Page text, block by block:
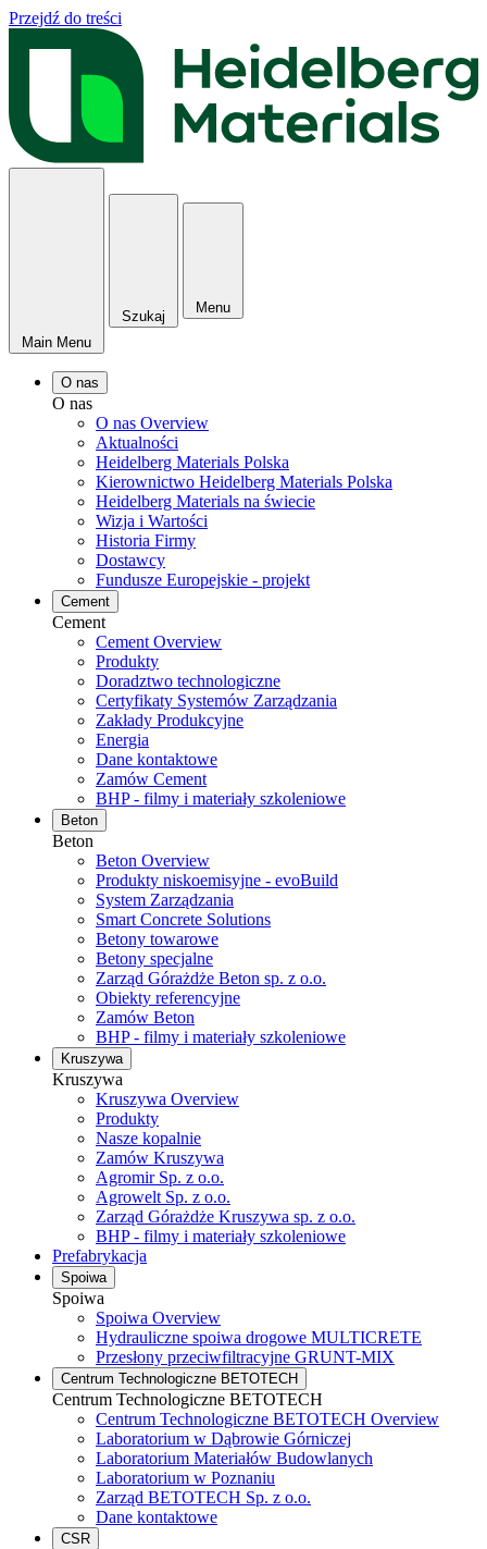
Przejdź do treści
Main Menu
Szukaj
Menu
O nas
O nas
O nas Overview
Aktualności
Heidelberg Materials Polska
Kierownictwo Heidelberg Materials Polska
Heidelberg Materials na świecie
Wizja i Wartości
Historia Firmy
Dostawcy
Fundusze Europejskie - projekt
Cement
Cement
Cement Overview
Produkty
Doradztwo technologiczne
Certyfikaty Systemów Zarządzania
Zakłady Produkcyjne
Energia
Dane kontaktowe
Zamów Cement
BHP - filmy i materiały szkoleniowe
Beton
Beton
Beton Overview
Produkty niskoemisyjne - evoBuild
System Zarządzania
Smart Concrete Solutions
Betony towarowe
Betony specjalne
Zarząd Górażdże Beton sp. z o.o.
Obiekty referencyjne
Zamów Beton
BHP - filmy i materiały szkoleniowe
Kruszywa
Kruszywa
Kruszywa Overview
Produkty
Nasze kopalnie
Zamów Kruszywa
Agromir Sp. z o.o.
Agrowelt Sp. z o.o.
Zarząd Górażdże Kruszywa sp. z o.o.
BHP - filmy i materiały szkoleniowe
Prefabrykacja
Spoiwa
Spoiwa
Spoiwa Overview
Hydrauliczne spoiwa drogowe MULTICRETE
Przesłony przeciwfiltracyjne GRUNT-MIX
Centrum Technologiczne BETOTECH
Centrum Technologiczne BETOTECH
Centrum Technologiczne BETOTECH Overview
Laboratorium w Dąbrowie Górniczej
Laboratorium Materiałów Budowlanych
Laboratorium w Poznaniu
Zarząd BETOTECH Sp. z o.o.
Dane kontaktowe
CSR